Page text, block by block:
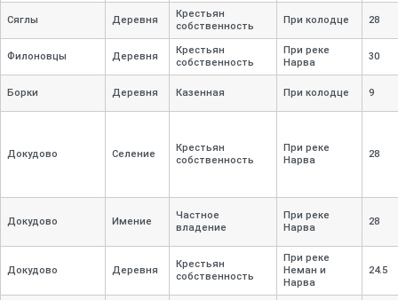
Сяглы Деревня
Крестьян
собственность
При колодце 28
Филоновцы Деревня
Крестьян
собственность
При реке
Нарва
30
Борки Деревня Казенная При колодце 9
Докудово Селение
Крестьян
собственность
При реке
Нарва
28
Докудово Имение
Частное
владение
При реке
Нарва
28
Докудово Деревня
Крестьян
собственность
При реке
Неман и
Нарва
24.5